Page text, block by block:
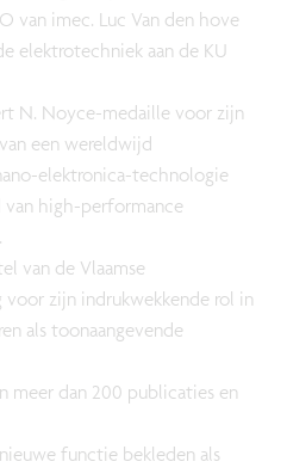
van imec. Luc Van den hove
elektrotechniek aan de KU
N. Noyce-medaille voor zijn
een wereldwijd
elektronica-technologie
van high-performance
van de Vlaamse
voor zijn indrukwekkende rol in
als toonaangevende
meer dan 200 publicaties en
functie bekleden als